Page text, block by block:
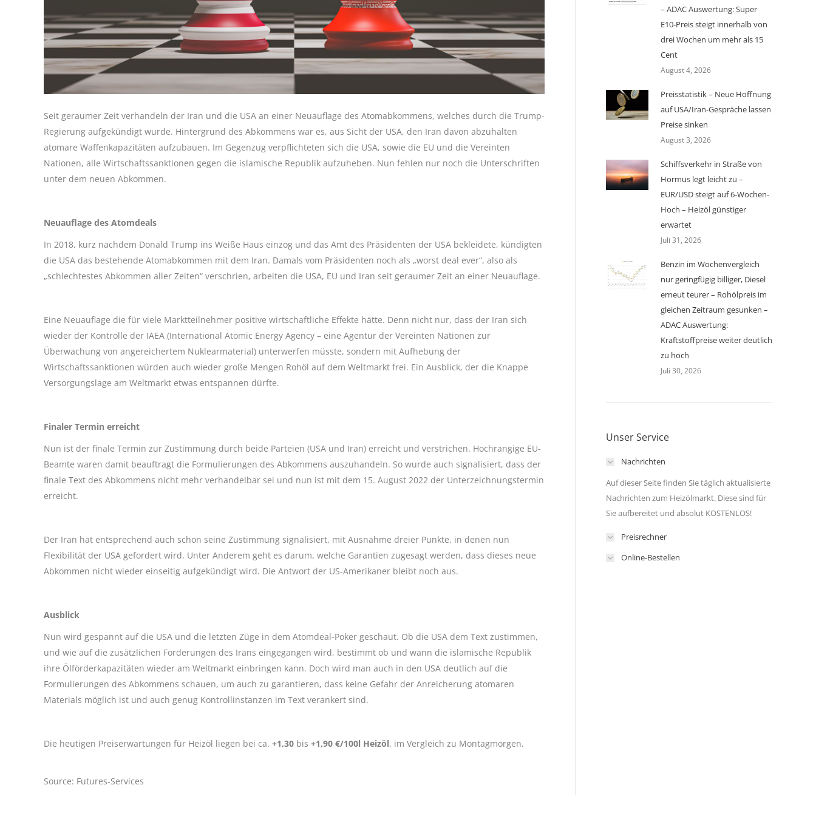
Seit geraumer Zeit verhandeln der Iran und die USA an einer Neuauflage des Atomabkommens, welches durch die Trump-
Regierung aufgekündigt wurde. Hintergrund des Abkommens war es, aus Sicht der USA, den Iran davon abzuhalten
atomare Waffenkapazitäten aufzubauen. Im Gegenzug verpflichteten sich die USA, sowie die EU und die Vereinten
Nationen, alle Wirtschaftssanktionen gegen die islamische Republik aufzuheben. Nun fehlen nur noch die Unterschriften
unter dem neuen Abkommen.
Neuauflage des Atomdeals
In 2018, kurz nachdem Donald Trump ins Weiße Haus einzog und das Amt des Präsidenten der USA bekleidete, kündigten
die USA das bestehende Atomabkommen mit dem Iran. Damals vom Präsidenten noch als „worst deal ever“, also als
„schlechtestes Abkommen aller Zeiten“ verschrien, arbeiten die USA, EU und Iran seit geraumer Zeit an einer Neuauflage.
Eine Neuauflage die für viele Marktteilnehmer positive wirtschaftliche Effekte hätte. Denn nicht nur, dass der Iran sich
wieder der Kontrolle der IAEA (International Atomic Energy Agency – eine Agentur der Vereinten Nationen zur
Überwachung von angereichertem Nuklearmaterial) unterwerfen müsste, sondern mit Aufhebung der
Wirtschaftssanktionen würden auch wieder große Mengen Rohöl auf dem Weltmarkt frei. Ein Ausblick, der die Knappe
Versorgungslage am Weltmarkt etwas entspannen dürfte.
Finaler Termin erreicht
Nun ist der finale Termin zur Zustimmung durch beide Parteien (USA und Iran) erreicht und verstrichen. Hochrangige EU-
Beamte waren damit beauftragt die Formulierungen des Abkommens auszuhandeln. So wurde auch signalisiert, dass der
finale Text des Abkommens nicht mehr verhandelbar sei und nun ist mit dem 15. August 2022 der Unterzeichnungstermin
erreicht.
Der Iran hat entsprechend auch schon seine Zustimmung signalisiert, mit Ausnahme dreier Punkte, in denen nun
Flexibilität der USA gefordert wird. Unter Anderem geht es darum, welche Garantien zugesagt werden, dass dieses neue
Abkommen nicht wieder einseitig aufgekündigt wird. Die Antwort der US-Amerikaner bleibt noch aus.
Ausblick
Nun wird gespannt auf die USA und die letzten Züge in dem Atomdeal-Poker geschaut. Ob die USA dem Text zustimmen,
und wie auf die zusätzlichen Forderungen des Irans eingegangen wird, bestimmt ob und wann die islamische Republik
ihre Ölförderkapazitäten wieder am Weltmarkt einbringen kann. Doch wird man auch in den USA deutlich auf die
Formulierungen des Abkommens schauen, um auch zu garantieren, dass keine Gefahr der Anreicherung atomaren
Materials möglich ist und auch genug Kontrollinstanzen im Text verankert sind.
Die heutigen Preiserwartungen für Heizöl liegen bei ca. +1,30 bis +1,90 €/100l Heizöl, im Vergleich zu Montagmorgen.
Source: Futures-Services
– ADAC Auswertung: Super
E10-Preis steigt innerhalb von
drei Wochen um mehr als 15
Cent
August 4, 2026
Preisstatistik – Neue Hoffnung
auf USA/Iran-Gespräche lassen
Preise sinken
August 3, 2026
Schiffsverkehr in Straße von
Hormus legt leicht zu –
EUR/USD steigt auf 6-Wochen-
Hoch – Heizöl günstiger
erwartet
Juli 31, 2026
Benzin im Wochenvergleich
nur geringfügig billiger, Diesel
erneut teurer – Rohölpreis im
gleichen Zeitraum gesunken –
ADAC Auswertung:
Kraftstoffpreise weiter deutlich
zu hoch
Juli 30, 2026
Unser Service
Nachrichten
Auf dieser Seite finden Sie täglich aktualisierte
Nachrichten zum Heizölmarkt. Diese sind für
Sie aufbereitet und absolut KOSTENLOS!
Preisrechner
Online-Bestellen